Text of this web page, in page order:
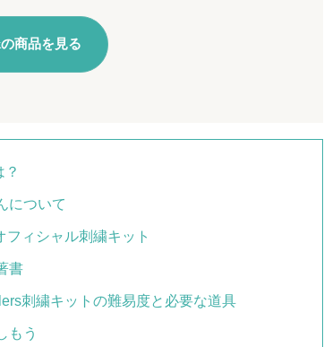
商品を見る
について
ィシャル刺繍キット
書
刺繍キットの難易度と必要な道具
もう